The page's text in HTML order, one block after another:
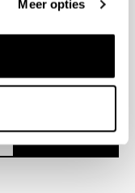
Meer opties